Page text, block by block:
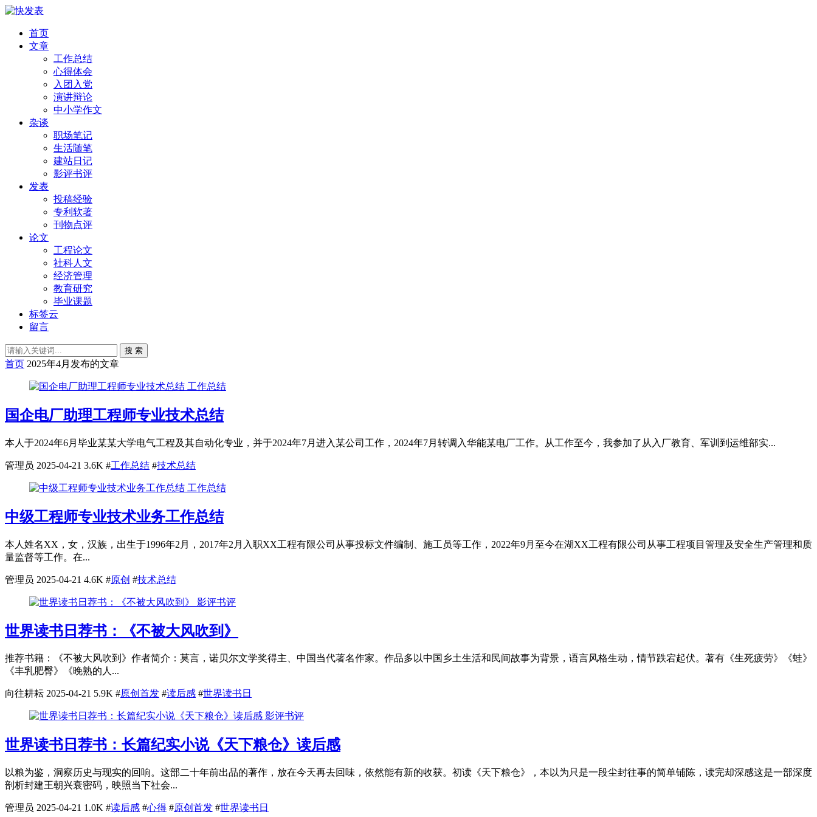
首页
文章
工作总结
心得体会
入团入党
演讲辩论
中小学作文
杂谈
职场笔记
生活随笔
建站日记
影评书评
发表
投稿经验
专利软著
刊物点评
论文
工程论文
社科人文
经济管理
教育研究
毕业课题
标签云
留言
搜 索
首页 2025年4月发布的文章
工作总结
国企电厂助理工程师专业技术总结
本人于2024年6月毕业某某大学电气工程及其自动化专业，并于2024年7月进入某公司工作，2024年7月转调入华能某电厂工作。从工作至今，我参加了从入厂教育、军训到运维部实...
管理员 2025-04-21 3.6K #工作总结 #技术总结
工作总结
中级工程师专业技术业务工作总结
本人姓名XX，女，汉族，出生于1996年2月，2017年2月入职XX工程有限公司从事投标文件编制、施工员等工作，2022年9月至今在湖XX工程有限公司从事工程项目管理及安全生产管理和质
量监督等工作。在...
管理员 2025-04-21 4.6K #原创 #技术总结
影评书评
世界读书日荐书：《不被大风吹到》
推荐书籍：《不被大风吹到》作者简介：莫言，诺贝尔文学奖得主、中国当代著名作家。作品多以中国乡土生活和民间故事为背景，语言风格生动，情节跌宕起伏。著有《生死疲劳》《蛙》
《丰乳肥臀》《晚熟的人...
向往耕耘 2025-04-21 5.9K #原创首发 #读后感 #世界读书日
影评书评
世界读书日荐书：长篇纪实小说《天下粮仓》读后感
以粮为鉴，洞察历史与现实的回响。这部二十年前出品的著作，放在今天再去回味，依然能有新的收获。初读《天下粮仓》，本以为只是一段尘封往事的简单铺陈，读完却深感这是一部深度
剖析封建王朝兴衰密码，映照当下社会...
管理员 2025-04-21 1.0K #读后感 #心得 #原创首发 #世界读书日